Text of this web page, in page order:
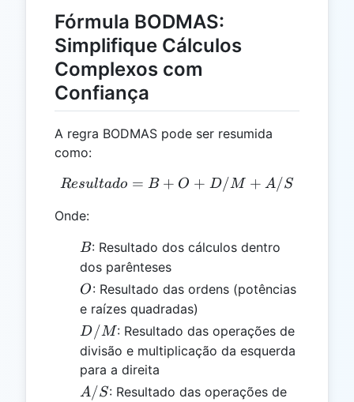
Fórmula BODMAS:
Simplifique Cálculos
Complexos com
Confiança
A regra BODMAS pode ser resumida
como:
Resultado = B + O + D/
Resultado = B + O + D/M + A/S
Onde:
B
B: Resultado dos cálculos dentro
dos parênteses
O
O: Resultado das ordens (potências
e raízes quadradas)
D/M
D/M: Resultado das operações de
divisão e multiplicação da esquerda
para a direita
A/S
A/S: Resultado das operações de